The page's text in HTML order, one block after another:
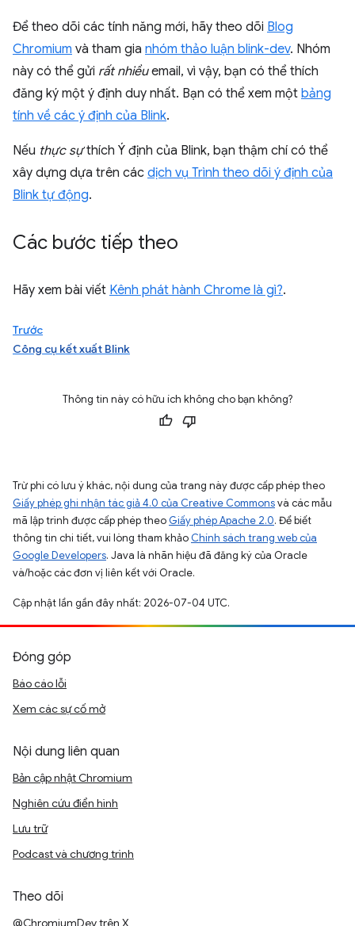
Để theo dõi các tính năng mới, hãy theo dõi Blog
Chromium và tham gia nhóm thảo luận blink-dev. Nhóm
này có thể gửi rất nhiềuemail, vì vậy, bạn có thể thích
đăng ký một ý định duy nhất. Bạn có thể xem một bảng
tính về các ý định của Blink.
Nếu thực sựthích Ý định của Blink, bạn thậm chí có thể
xây dựng dựa trên các dịch vụ Trình theo dõi ý định của
Blink tự động.
Các bước tiếp theo
Hãy xem bài viết Kênh phát hành Chrome là gì?.
Trước
Công cụ kết xuất Blink
Thông tin này có hữu ích không cho bạn không?
Trừ phi có lưu ý khác, nội dung của trang này được cấp phép theo
Giấy phép ghi nhận tác giả 4.0 của Creative Commonsvà các mẫu
mã lập trình được cấp phép theo Giấy phép Apache 2.0. Để biết
thông tin chi tiết, vui lòng tham khảo Chính sách trang web của
Google Developers. Java là nhãn hiệu đã đăng ký của Oracle
và/hoặc các đơn vị liên kết với Oracle.
Cập nhật lần gần đây nhất: 2026-07-04 UTC.
Đóng góp
Báo cáo lỗi
Xem các sự cố mở
Nội dung liên quan
Bản cập nhật Chromium
Nghiên cứu điển hình
Lưu trữ
Podcast và chương trình
Theo dõi
@ChromiumDev trên X